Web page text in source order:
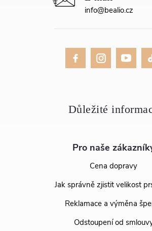
Pro naše
Cena dopravy
Jak správně zjistit velikost
Reklamace a výměna
Odstoupení od
info@bealio.cz